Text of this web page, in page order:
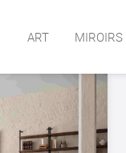
ART MIROIRS